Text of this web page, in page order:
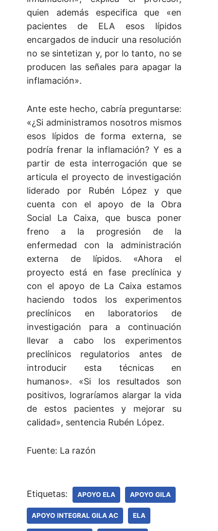
quien además especifica que «en
pacientes de ELA esos lípidos
encargados de inducir una resolución
no se sintetizan y, por lo tanto, no se
producen las señales para apagar la
inflamación».
Ante este hecho, cabría preguntarse:
«¿Si administramos nosotros mismos
esos lípidos de forma externa, se
podría frenar la inflamación? Y es a
partir de esta interrogación que se
articula el proyecto de investigación
liderado por Rubén López y que
cuenta con el apoyo de la Obra
Social La Caixa, que busca poner
freno a la progresión de la
enfermedad con la administración
externa de lípidos. «Ahora el
proyecto está en fase preclínica y
con el apoyo de La Caixa estamos
haciendo todos los experimentos
preclínicos en laboratorios de
investigación para a continuación
llevar a cabo los experimentos
preclínicos regulatorios antes de
introducir esta técnicas en
humanos». «Si los resultados son
positivos, lograríamos alargar la vida
de estos pacientes y mejorar su
calidad», sentencia Rubén López.
Fuente: La razón
Etiquetas: APOYO ELA APOYO GILA
APOYO INTEGRAL GILA AC ELA